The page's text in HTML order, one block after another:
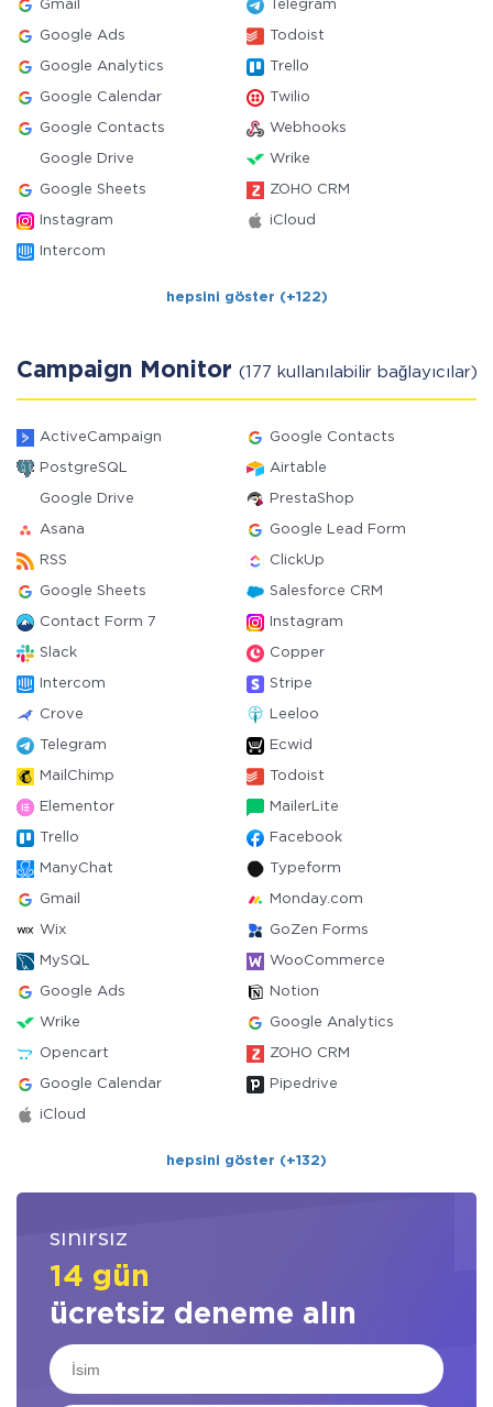
Gmail Telegram
Google Ads Todoist
Google Analytics Trello
Google Calendar Twilio
Google Contacts Webhooks
Google Drive Wrike
Google Sheets ZOHO CRM
Instagram iCloud
Intercom
hepsini göster (+122)
Campaign Monitor (177 kullanılabilir bağlayıcılar)
ActiveCampaign Google Contacts
PostgreSQL Airtable
Google Drive PrestaShop
Asana Google Lead Form
RSS ClickUp
Google Sheets Salesforce CRM
Contact Form 7 Instagram
Slack Copper
Intercom Stripe
Crove Leeloo
Telegram Ecwid
MailChimp Todoist
Elementor MailerLite
Trello Facebook
ManyChat Typeform
Gmail Monday.com
Wix GoZen Forms
MySQL WooCommerce
Google Ads Notion
Wrike Google Analytics
Opencart ZOHO CRM
Google Calendar Pipedrive
iCloud
hepsini göster (+132)
sınırsız
14 gün
ücretsiz deneme alın